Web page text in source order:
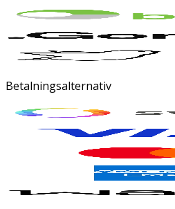
Betalningsalternativ